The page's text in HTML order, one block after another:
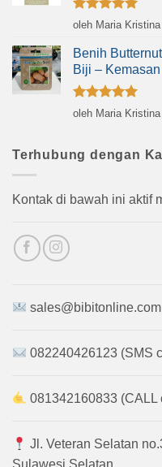
Dinilai5
oleh Maria
Benih
Biji – Kemasan
Dinilai5
oleh Maria
Terhubung dengan
Kontak di bawah ini aktif
sales@bibitonline.com
082240426123 (SMS
081342160833 (CALL
Jl. Veteran Selatan
Sulawesi Selatan